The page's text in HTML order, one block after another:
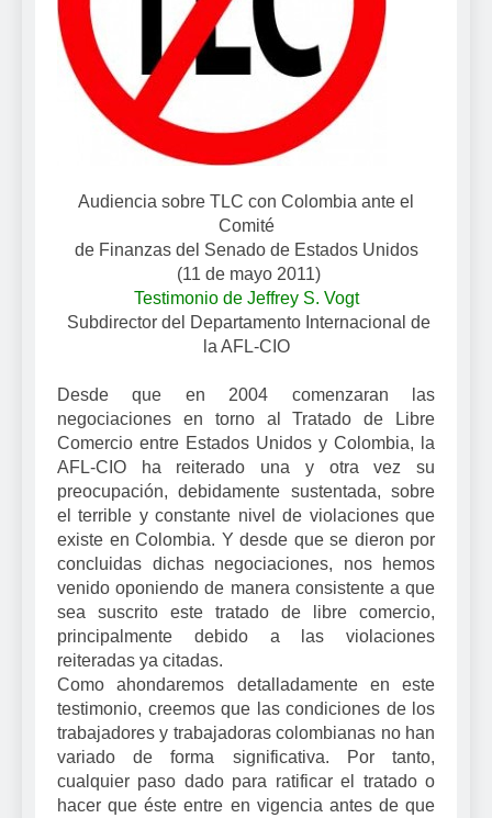
Audiencia sobre TLC con Colombia ante el
Comité
de Finanzas del Senado de Estados Unidos
(11 de mayo 2011)
Testimonio de Jeffrey S. Vogt
Subdirector del Departamento Internacional de
la AFL-CIO
Desde que en 2004 comenzaran las
negociaciones en torno al Tratado de Libre
Comercio entre Estados Unidos y Colombia, la
AFL-CIO ha reiterado una y otra vez su
preocupación, debidamente sustentada, sobre
el terrible y constante nivel de violaciones que
existe en Colombia. Y desde que se dieron por
concluidas dichas negociaciones, nos hemos
venido oponiendo de manera consistente a que
sea suscrito este tratado de libre comercio,
principalmente debido a las violaciones
reiteradas ya citadas.
Como ahondaremos detalladamente en este
testimonio, creemos que las condiciones de los
trabajadores y trabajadoras colombianas no han
variado de forma significativa. Por tanto,
cualquier paso dado para ratificar el tratado o
hacer que éste entre en vigencia antes de que